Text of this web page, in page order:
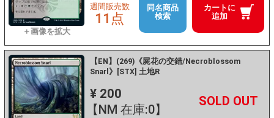
カートに
追加
週間販売数
11点
同名商品
検索
【EN】(269)《屍花の交錯/Necroblossom
Snarl》[STX] 土地R
¥ 200
【NM 在庫:0】
－ +